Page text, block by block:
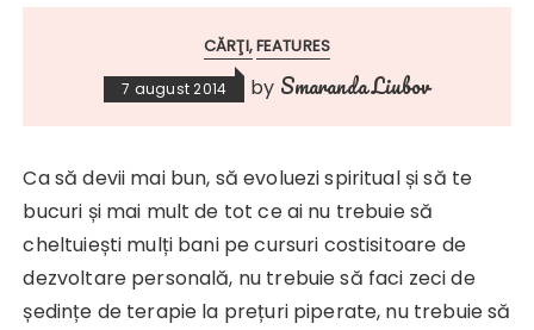
CĂRŢI FEATURES
7 august 2014 by Smaranda Liubov
Ca să devii mai bun, să evoluezi spiritual și să te
bucuri și mai mult de tot ce ai nu trebuie să
cheltuiești mulți bani pe cursuri costisitoare de
dezvoltare personală, nu trebuie să faci zeci de
ședințe de terapie la prețuri piperate, nu trebuie să